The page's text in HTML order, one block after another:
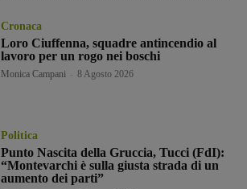
Cronaca
Loro Ciuffenna, squadre antincendio al
lavoro per un rogo nei boschi
Monica Campani 8 Agosto 2026
Politica
Punto Nascita della Gruccia, Tucci (FdI):
“Montevarchi è sulla giusta strada di un
aumento dei parti”